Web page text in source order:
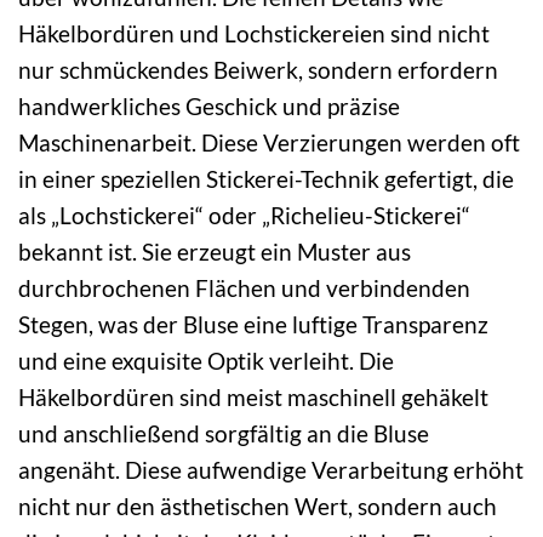
Häkelbordüren und Lochstickereien sind nicht
nur schmückendes Beiwerk, sondern erfordern
handwerkliches Geschick und präzise
Maschinenarbeit. Diese Verzierungen werden oft
in einer speziellen Stickerei-Technik gefertigt, die
als „Lochstickerei“ oder „Richelieu-Stickerei“
bekannt ist. Sie erzeugt ein Muster aus
durchbrochenen Flächen und verbindenden
Stegen, was der Bluse eine luftige Transparenz
und eine exquisite Optik verleiht. Die
Häkelbordüren sind meist maschinell gehäkelt
und anschließend sorgfältig an die Bluse
angenäht. Diese aufwendige Verarbeitung erhöht
nicht nur den ästhetischen Wert, sondern auch